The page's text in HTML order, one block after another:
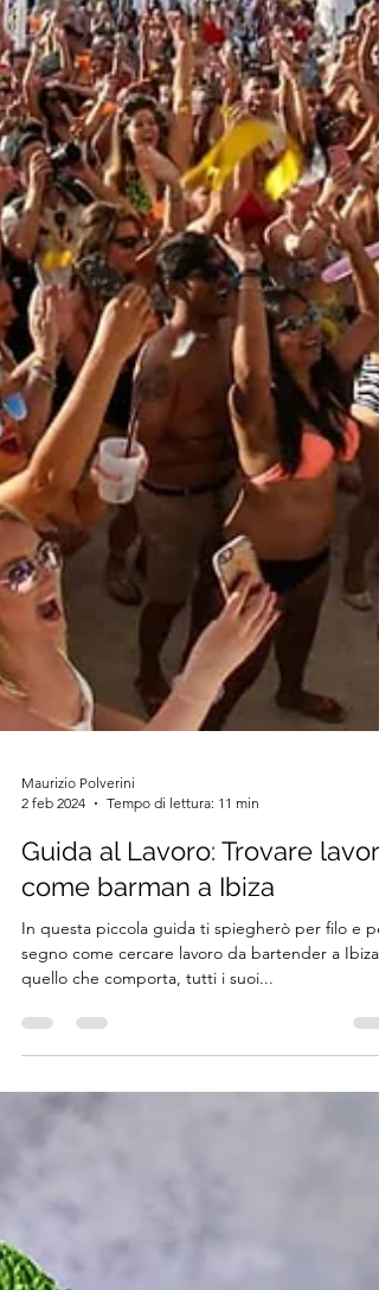
Maurizio Polverini
2 feb 2024
Tempo di lettura: 11 min
Guida al Lavoro: Trovare lavoro
come barman a Ibiza
In questa piccola guida ti spiegherò per filo e
segno come cercare lavoro da bartender a Ibiza,
quello che comporta, tutti i suoi...